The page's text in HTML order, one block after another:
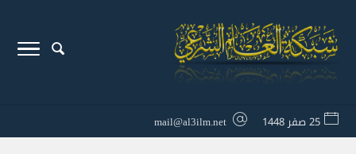
25 صفر 1448 mail@al3ilm.net